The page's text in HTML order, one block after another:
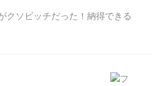
クソビッチだった！納得できる